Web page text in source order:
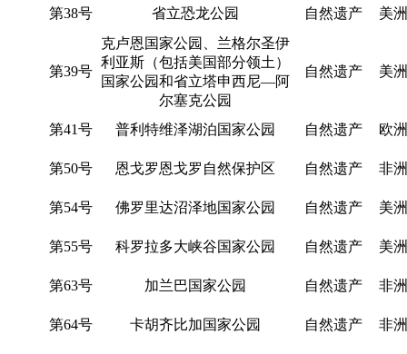
第38号 省立恐龙公园 自然遗产 美洲
第39号
克卢恩国家公园、兰格尔圣伊
利亚斯（包括美国部分领土）
国家公园和省立塔申西尼—阿
尔塞克公园
自然遗产 美洲
第41号 普利特维泽湖泊国家公园 自然遗产 欧洲
第50号 恩戈罗恩戈罗自然保护区 自然遗产 非洲
第54号 佛罗里达沼泽地国家公园 自然遗产 美洲
第55号 科罗拉多大峡谷国家公园 自然遗产 美洲
第63号 加兰巴国家公园 自然遗产 非洲
第64号 卡胡齐比加国家公园 自然遗产 非洲